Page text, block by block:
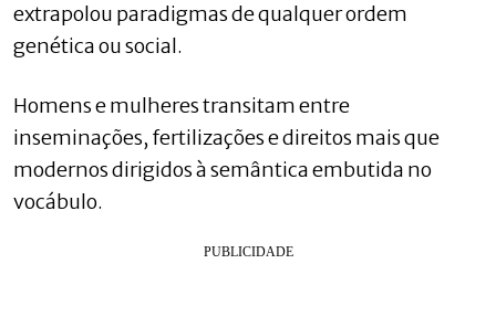
extrapolou paradigmas de qualquer ordem
genética ou social.
Homens e mulheres transitam entre
inseminações, fertilizações e direitos mais que
modernos dirigidos à semântica embutida no
vocábulo.